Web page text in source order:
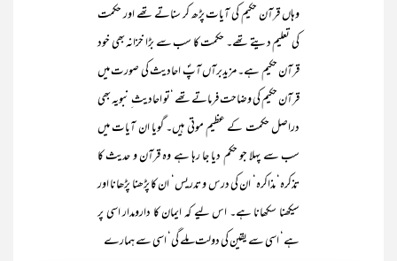
وہاں قرآن حکیم کی آیات پڑھ کر سناتے تھے اور حکمت
کی تعلیم دیتے تھے۔ حکمت کا سب سے بڑا خزانہ بھی خود
قرآن حکیم ہے۔ مزیدبرآں آپؐ احادیث کی صورت میں
قرآن حکیم کی وضاحت فرماتے تھے ‘تو احادیث ِ نبویہ بھی
دراصل حکمت کے عظیم موتی ہیں۔ گویا ان آیات میں
سب سے پہلا جو حکم دیا جا رہا ہے وہ قرآن و حدیث کا
تذکرہ‘ مذاکرہ‘ ان کی درس و تدریس‘ ان کا پڑھنا پڑھانا اور
سیکھنا سکھانا ہے۔ اس لیے کہ ایمان کا دارومدار اسی پر
ہے‘ اسی سے یقین کی دولت ملے گی‘ اسی سے ہمارے